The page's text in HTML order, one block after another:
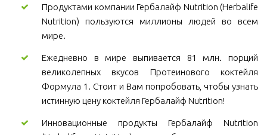
Продуктами компании Гербалайф Nutrition (Herbalife
Nutrition) пользуются миллионы людей во всем
мире.
Ежедневно в мире выпивается 81 млн. порций
великолепных вкусов Протеинового коктейля
Формула 1. Стоит и Вам попробовать, чтобы узнать
истинную цену коктейля Гербалайф Nutrition!
Инновационные продукты Гербалайф Nutrition